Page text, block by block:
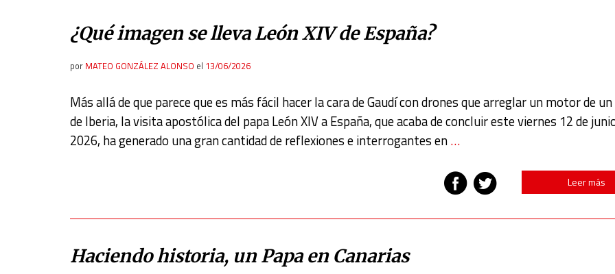
¿Qué imagen se lleva León XIV de España?
por MATEO GONZÁLEZ ALONSO el 13/06/2026
Más allá de que parece que es más fácil hacer la cara de Gaudí con drones que arreglar un motor de
de Iberia, la visita apostólica del papa León XIV a España, que acaba de concluir este viernes 12 de
2026, ha generado una gran cantidad de reflexiones e interrogantes en…
Leer más
Haciendo historia, un Papa en Canarias